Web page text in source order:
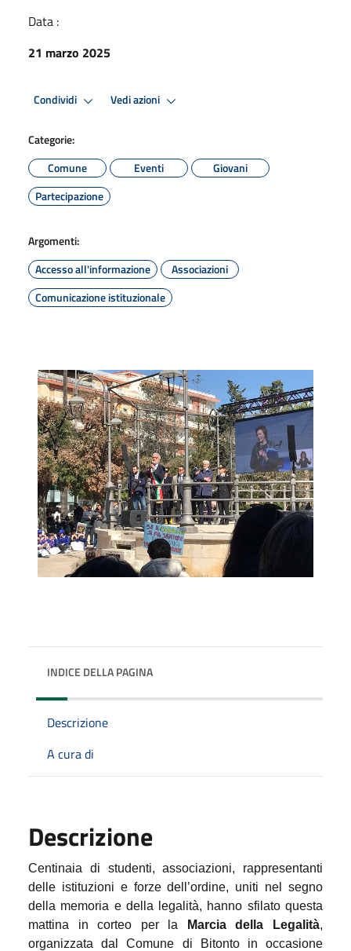
Data :
21 marzo 2025
Condividi Vedi azioni
Categorie:
Comune
Eventi
Giovani
Partecipazione
Argomenti:
Accesso all'informazione
Associazioni
Comunicazione istituzionale
INDICE DELLA PAGINA
Descrizione
A cura di
Descrizione
Centinaia di studenti, associazioni, rappresentanti
delle istituzioni e forze dell’ordine, uniti nel segno
della memoria e della legalità, hanno sfilato questa
mattina in corteo per la
Marcia della Legalità,
organizzata dal Comune di Bitonto in occasione